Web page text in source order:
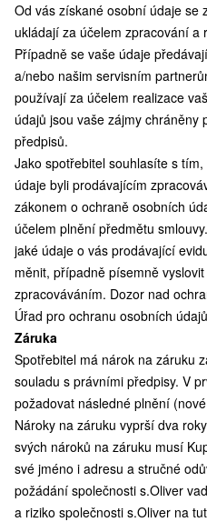
Od vás získané osobní údaje se
ukládají za účelem zpracování a
Případně se vaše údaje
a/nebo našim servisním
používají za účelem realizace
údajů jsou vaše zájmy chráněny
předpisů.
Jako spotřebitel souhlasíte s
údaje byli prodávajícím
zákonem o ochraně osobních
účelem plnění předmětu
jaké údaje o vás prodávající
měnit, případně písemně
zpracováváním. Dozor nad
Úřad pro ochranu osobních
Záruka
Spotřebitel má nárok na záruku
souladu s právními předpisy. V
požadovat následné plnění
Nároky na záruku vyprší dva
svých nároků na záruku musí
své jméno i adresu a stručné
požádání společnosti s.Oliver
a riziko společnosti s.Oliver na